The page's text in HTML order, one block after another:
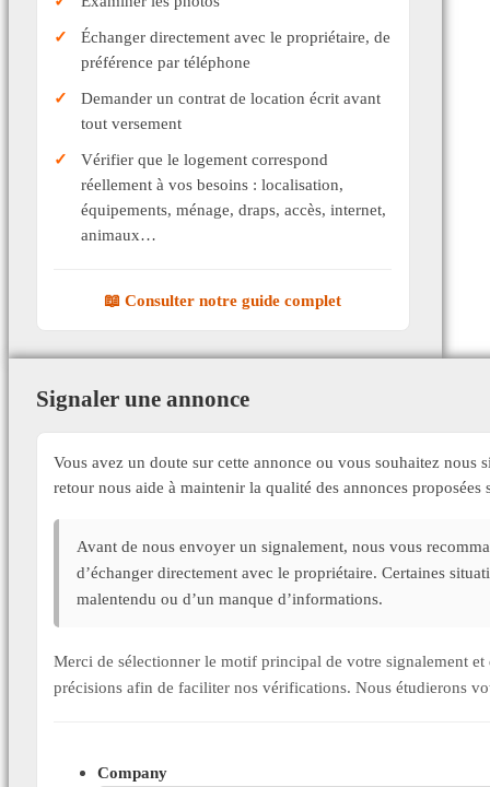
Échanger directement avec le propriétaire, de
préférence par téléphone
Demander un contrat de location écrit avant
tout versement
Vérifier que le logement correspond
réellement à vos besoins : localisation,
équipements, ménage, draps, accès, internet,
animaux…
📖 Consulter notre guide complet
Signaler une annonce
Vous avez un doute sur cette annonce ou vous souhaitez
retour nous aide à maintenir la qualité des annonces proposées
Avant de nous envoyer un signalement, nous vous
d’échanger directement avec le propriétaire. Certaines
malentendu ou d’un manque d’informations.
Merci de sélectionner le motif principal de votre signalement
précisions afin de faciliter nos vérifications. Nous étudierons
Company